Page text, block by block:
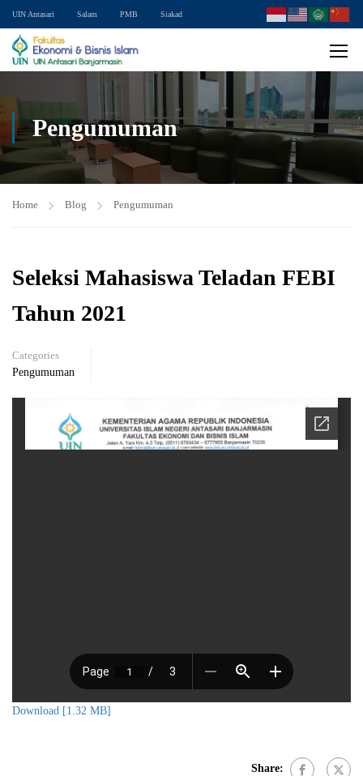
UIN Antasari Salam PMB Siakad
Pengumuman
Home Blog Pengumuman
Seleksi Mahasiswa Teladan FEBI
Tahun 2021
Categories
Pengumuman
Download [1.32 MB]
Share: